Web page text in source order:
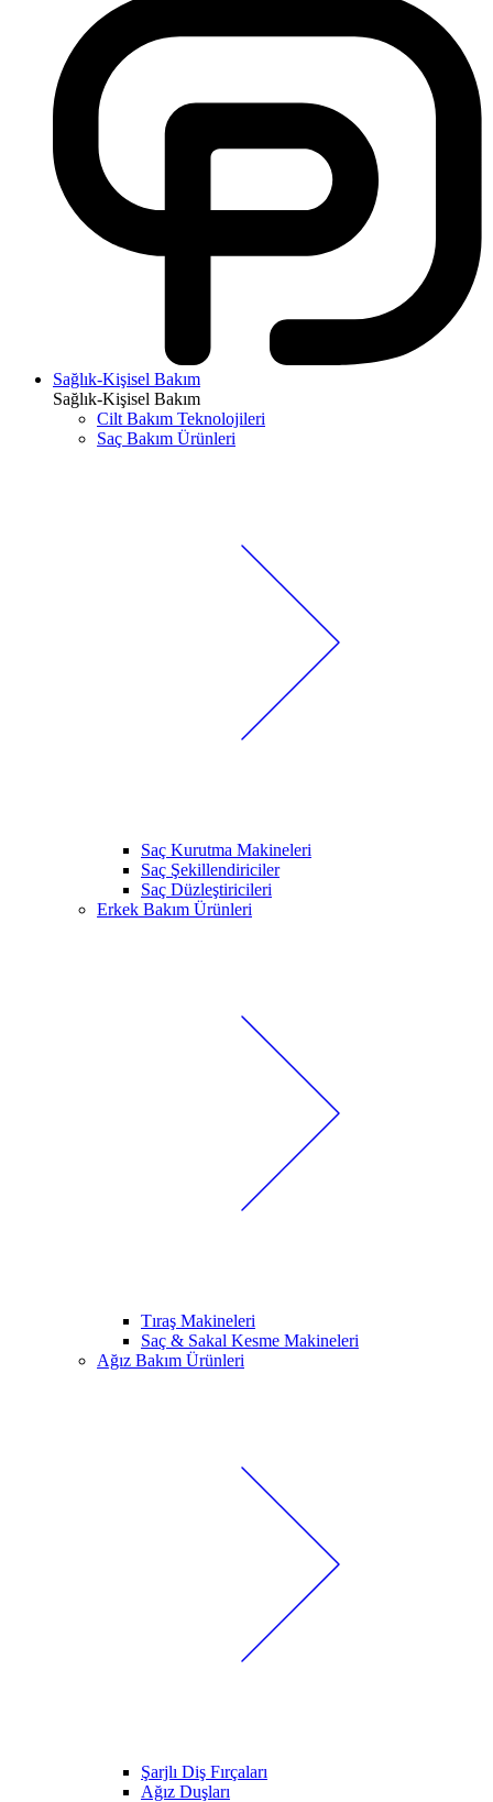
Sağlık-Kişisel Bakım
Sağlık-Kişisel Bakım
Cilt Bakım Teknolojileri
Saç Bakım Ürünleri
Saç Kurutma Makineleri
Saç Şekillendiriciler
Saç Düzleştiricileri
Erkek Bakım Ürünleri
Tıraş Makineleri
Saç & Sakal Kesme Makineleri
Ağız Bakım Ürünleri
Şarjlı Diş Fırçaları
Ağız Duşları